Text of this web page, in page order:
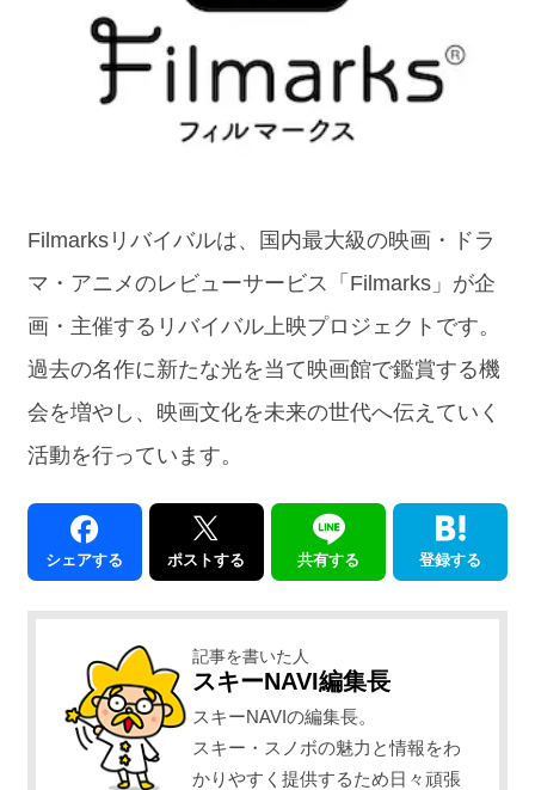
Filmarksリバイバルは、国内最大級の映画・ドラ
マ・アニメのレビューサービス「Filmarks」が企
画・主催するリバイバル上映プロジェクトです。
過去の名作に新たな光を当て映画館で鑑賞する機
会を増やし、映画文化を未来の世代へ伝えていく
活動を行っています。
シェアする ポストする 共有する 登録する
記事を書いた人
スキーNAVI編集長
スキーNAVIの編集長。
スキー・スノボの魅力と情報をわ
かりやすく提供するため日々頑張